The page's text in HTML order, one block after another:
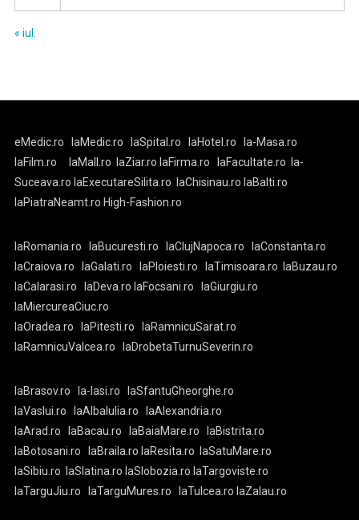
« iul.
eMedic.ro laMedic.ro laSpital.ro laHotel.ro
la-Masa.ro
laFilm.ro
laMall.ro laZiar.ro laFirma.ro laFacultate.ro
la-
Suceava.ro laExecutareSilita.ro laChisinau.ro laBalti.ro
laPiatraNeamt.ro High-Fashion.ro
laRomania.ro laBucuresti.ro laClujNapoca.ro
laConstanta.ro
laCraiova.ro
laGalati.ro laPloiesti.ro laTimisoara.ro
laBuzau.ro
laCalarasi.ro
laDeva.ro laFocsani.ro
laGiurgiu.ro
laMiercureaCiuc.ro
laOradea.ro
laPitesti.ro
laRamnicuSarat.ro
laRamnicuValcea.ro
laDrobetaTurnuSeverin.ro
laBrasov.ro la-Iasi.ro
laSfantuGheorghe.ro
laVaslui.ro
laAlbaIulia.ro
laAlexandria.ro
laArad.ro
laBacau.ro laBaiaMare.ro
laBistrita.ro
laBotosani.ro
laBraila.ro laResita.ro
laSatuMare.ro
laSibiu.ro
laSlatina.ro laSlobozia.ro laTargoviste.ro
laTarguJiu.ro
laTarguMures.ro laTulcea.ro laZalau.ro